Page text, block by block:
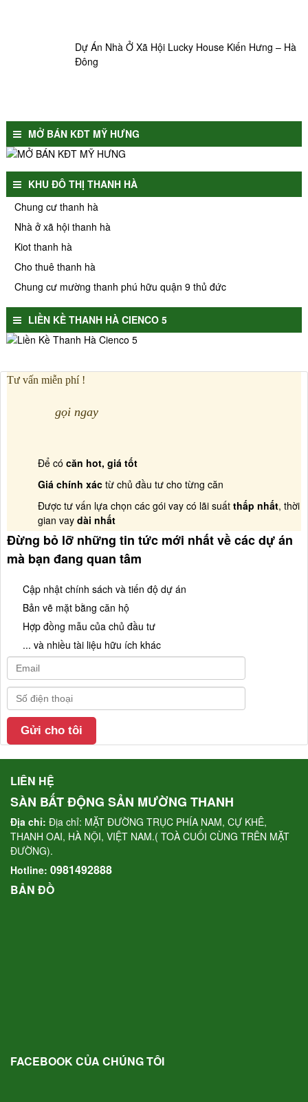
Dự Án Nhà Ở Xã Hội Lucky House Kiến Hưng – Hà
Đông
MỞ BÁN KĐT MỸ HƯNG
KHU ĐÔ THỊ THANH HÀ
Chung cư thanh hà
Nhà ở xã hội thanh hà
Kiot thanh hà
Cho thuê thanh hà
Chung cư mường thanh phú hữu quận 9 thủ đức
LIỀN KỀ THANH HÀ CIENCO 5
Tư vấn miễn phí !
gọi ngay
Để có căn hot, giá tốt
Giá chính xáctừ chủ đầu tư cho từng căn
Được tư vấn lựa chọn các gói vay có lãi suất thấp nhất, thời
gian vay dài nhất
Đừng bỏ lỡ những tin tức mới nhất về các dự án
mà bạn đang quan tâm
Cập nhật chính sách và tiến độ dự án
Bản vẽ mặt bằng căn hộ
Hợp đồng mẫu của chủ đầu tư
... và nhiều tài liệu hữu ích khác
LIÊN HỆ
SÀN BẤT ĐỘNG SẢN MƯỜNG THANH
Địa chỉ: Địa chỉ: MẶT ĐƯỜNG TRỤC PHÍA NAM, CỰ KHÊ,
THANH OAI, HÀ NỘI, VIỆT NAM.( TOÀ CUỐI CÙNG TRÊN MẶT
ĐƯỜNG).
Hotline: 0981492888
BẢN ĐỒ
FACEBOOK CỦA CHÚNG TÔI